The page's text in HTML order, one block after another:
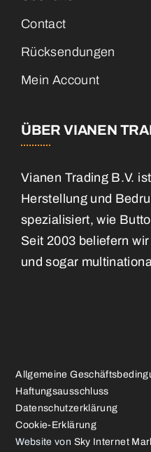
Contact
Rücksendungen
Mein Account
ÜBER VIANEN
Vianen Trading B.V.
Herstellung und
spezialisiert, wie
Seit 2003 beliefern
und sogar
Allgemeine
Haftungsausschluss
Datenschutzerklärung
Cookie-Erklärung
Website von Sky Internet